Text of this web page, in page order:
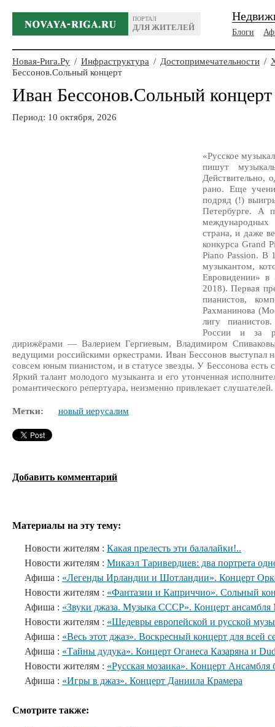
ПОРТАЛ
ДЛЯ ЖИТЕЛЕЙ
Блоги
Новая-Рига.Ру / Инфраструктура / Достопримечательности /
Бессонов.Сольный концерт
Иван Бессонов.Сольный концерт
Период: 10 октября, 2026
«Русское
пишут
Действительно,
рано. Еще
подряд (!)
Петербурге. А
международных
страна, и даже
конкурса Grand
Piano Passion. В
музыкантом,
Евровидении» в
2018). Первая
пианистов,
Рахманинова
лигу
России и за
дирижёрами — Валерием Гергиевым, Владимиром
ведущими российскими оркестрами. Иван Бессонов
совсем юным пианистом, и в статусе звезды. У Бессонова есть
Яркий талант молодого музыканта и его утонченная
романтического репертуара, неизменно привлекает слушателей.
Метки: новый иерусалим
Добавить комментарий
Материалы на эту тему:
Новости жителям : Какая прелесть эти балалайки!..
Новости жителям : Микаэл Таривердиев: два портрета
Афиша : «Легенды Ирландии и Шотландии». Концерт
Новости жителям : «Фантазии и Каприччио». Сольный
Афиша : «Звуки джаза. Музыка СССР». Концерт
Новости жителям : «Шедевры европейской и русской
Афиша : «Весь этот джаз». Воскресный концерт для всей
Афиша : «Тайны дудука». Концерт Оганеса Казаряна и
Новости жителям : «Русская мозаика». Концерт Ансамбля
Афиша : «Игры в джаз». Концерт Даниила Крамера
Смотрите также: